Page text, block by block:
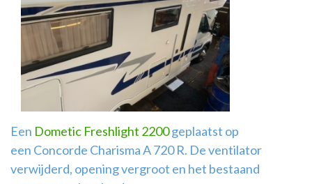
Airco
montage
Een Dometic Freshlight 2200geplaatst op
een Concorde Charisma A 720 R. De ventilator
verwijderd, opening vergroot en het bestaand